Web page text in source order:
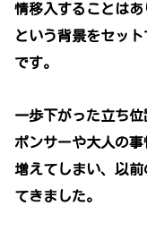
情移入することは
という背景をセッ
です。
一歩下がった立ち
ポンサーや大人の
増えてしまい、以
てきました。